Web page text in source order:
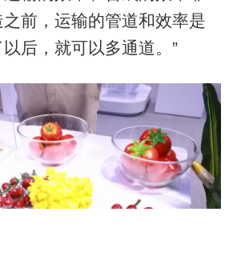
前，运输的管道和效率是
后，就可以多通道。”